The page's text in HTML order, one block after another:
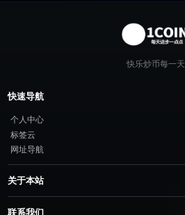
快乐炒币每一天
快速导航
个人中心
标签云
网址导航
关于本站
站点介绍
客服咨询
联系我们